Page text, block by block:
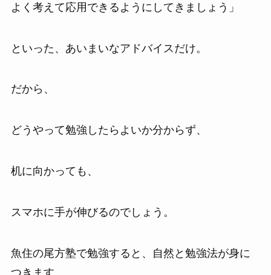
よく考えて応用できるようにしてきましょう」
といった、あいまいなアドバイスだけ。
だから、
どうやって勉強したらよいか分からず、
机に向かっても、
スマホに手が伸びるのでしょう。
魚住の尾方塾で勉強すると、自然と勉強法が身に
つきます。